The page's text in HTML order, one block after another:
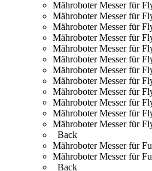
Mähroboter Messer für
Mähroboter Messer für
Mähroboter Messer für
Mähroboter Messer für
Mähroboter Messer für
Mähroboter Messer für
Mähroboter Messer für
Mähroboter Messer für
Mähroboter Messer für
Mähroboter Messer für
Mähroboter Messer für
Mähroboter Messer für
Back
Mähroboter Messer für
Mähroboter Messer für
Back